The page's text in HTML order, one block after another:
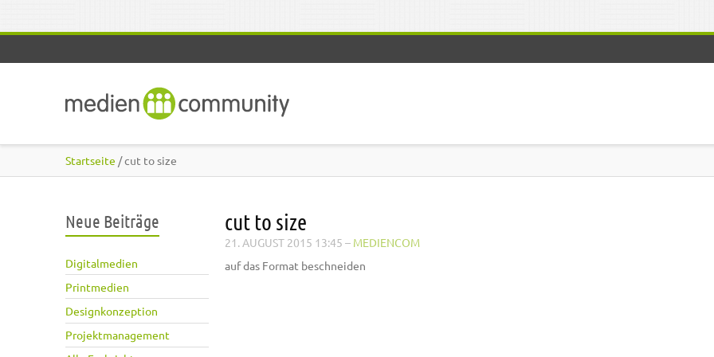
Startseite / cut to size
Neue Beiträge
Digitalmedien
Printmedien
Designkonzeption
Projektmanagement
cut to size
21. AUGUST 2015 13:45 – MEDIENCOM
auf das Format beschneiden